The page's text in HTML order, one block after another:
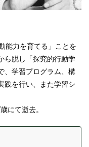
能力を育てる」ことを
ら脱し「探究的行動学
、学習プログラム、構
践を行い、また学習シ
にて逝去。